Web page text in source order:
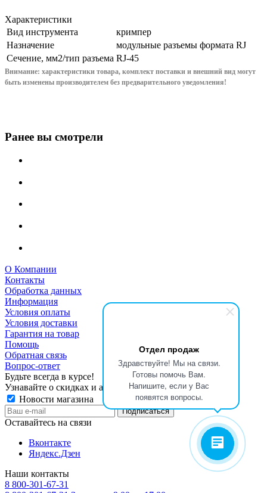
Отдел продаж
Здравствуйте! Мы на связи.
Готовы помочь Вам.
Напишите, если у Вас
появятся вопросы.
Характеристики
Вид инструмента
кримпер
Назначение
модульные разъемы формата RJ
Сечение, мм2/тип разъема RJ-45
Внимание: характеристики товара, комплект поставки и внешний вид могут
быть изменены производителем без предварительного уведомления!
Ранее вы смотрели
О Компании
Контакты
Обработка данных
Информация
Условия оплаты
Условия доставки
Гарантия на товар
Помощь
Обратная связь
Вопрос-ответ
Будьте всегда в курсе!
Узнавайте о скидках и акциях первым
Новости магазина
Оставайтесь на связи
Вконтакте
Яндекс.Дзен
Наши контакты
8 800-301-67-31